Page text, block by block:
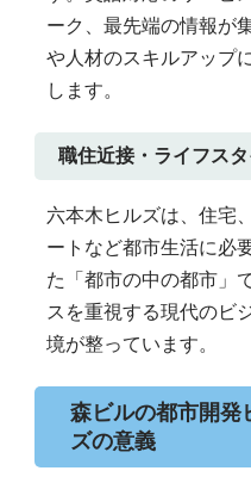
ーク、最先端の情報が
や人材のスキルアップ
します。
職住近接・ライフス
六本木ヒルズは、住宅
ートなど都市生活に必
た「都市の中の都市」
スを重視する現代のビ
境が整っています。
森ビルの都市開発
ズの意義